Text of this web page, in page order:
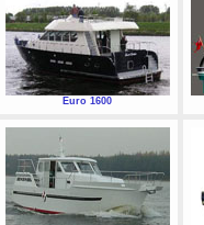
Euro 1600